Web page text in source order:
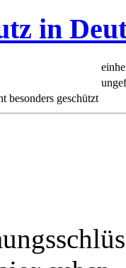
in
besonders geschützt